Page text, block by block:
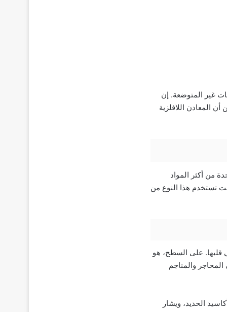
غير المتوضعة. إن
المعادن اللافلزية
من أكثر المواد
تستخدم هذا النوع من
قلبها. على السطح، هو
المحاجر والمناجم
الحديد، ويشار